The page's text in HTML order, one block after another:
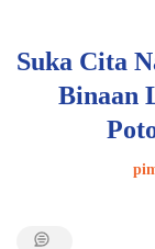
Suka Cita
Binaan